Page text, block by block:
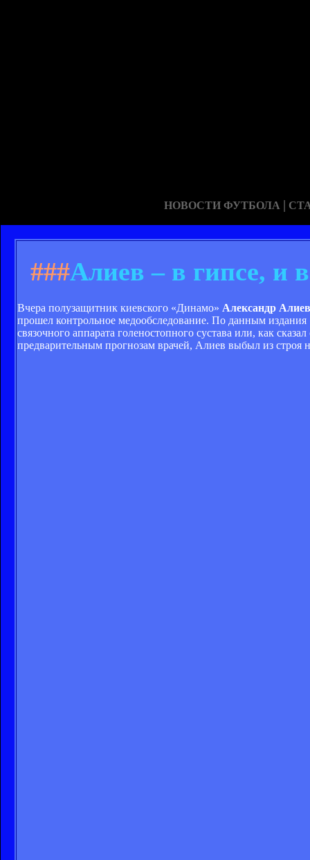
НОВОСТИ ФУТБОЛА |
###Алиев – в гипсе, и
Вчера полузащитник киевского «Динамо» Александр Алиев
прошел контрольное медообследование. По данным
связочного аппарата голено­стопного сустава или, как
предварительным прогнозам врачей, Алиев выбыл из строя